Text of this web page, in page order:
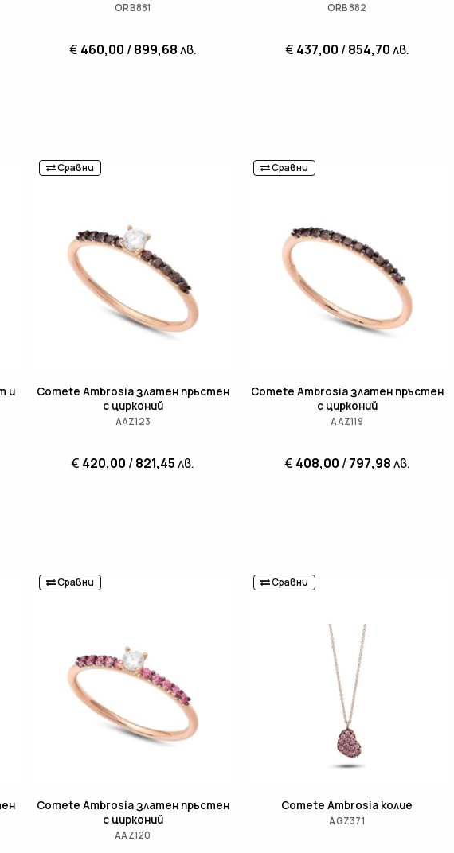
ORB881
€ 460,00 /899,68лв.
ORB882
€ 437,00 /854,70лв.
и
Сравни
Comete Ambrosia златен пръстен
с цирконий
AAZ123
€ 420,00 /821,45лв.
Сравни
Comete Ambrosia златен пръстен
с цирконий
AAZ119
€ 408,00 /797,98лв.
Сравни
Comete Ambrosia златен пръстен
с цирконий
AAZ120
Сравни
Comete Ambrosia колие
AGZ371